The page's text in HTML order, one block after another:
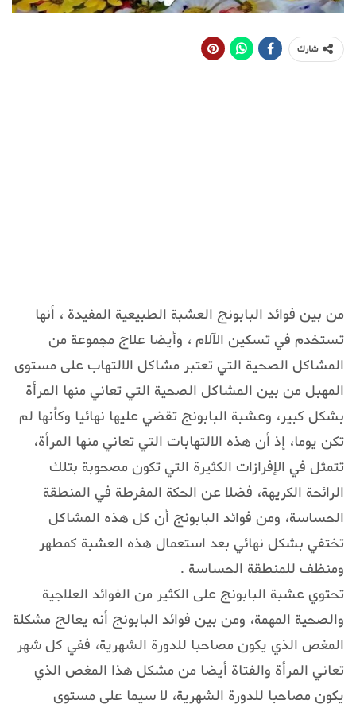
شارك
من بين فوائد البابونج العشبة الطبيعية المفيدة ، أنها
تستخدم في تسكين الآلام ، وأيضا علاج مجموعة من
المشاكل الصحية التي تعتبر مشاكل الالتهاب على مستوى
المهبل من بين المشاكل الصحية التي تعاني منها المرأة
بشكل كبير، وعشبة البابونج تقضي عليها نهائيا وكأنها لم
تكن يوما، إذ أن هذه الالتهابات التي تعاني منها المرأة،
تتمثل في الإفرازات الكثيرة التي تكون مصحوبة بتلك
الرائحة الكريهة، فضلا عن الحكة المفرطة في المنطقة
الحساسة، ومن فوائد البابونج أن كل هذه المشاكل
تختفي بشكل نهائي بعد استعمال هذه العشبة كمطهر
ومنظف للمنطقة الحساسة .
تحتوي عشبة البابونج على الكثير من الفوائد العلاجية
والصحية المهمة، ومن بين فوائد البابونج أنه يعالج مشكلة
المغص الذي يكون مصاحبا للدورة الشهرية، ففي كل شهر
تعاني المرأة والفتاة أيضا من مشكل هذا المغص الذي
يكون مصاحبا للدورة الشهرية، لا سيما على مستوى